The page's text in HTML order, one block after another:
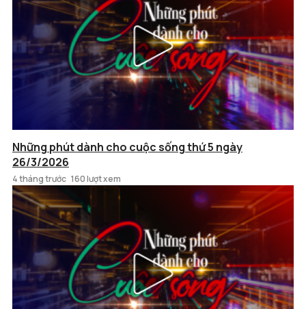
Những phút dành cho cuộc sống thứ 5 ngày
26/3/2026
4 tháng trước 160 lượt xem